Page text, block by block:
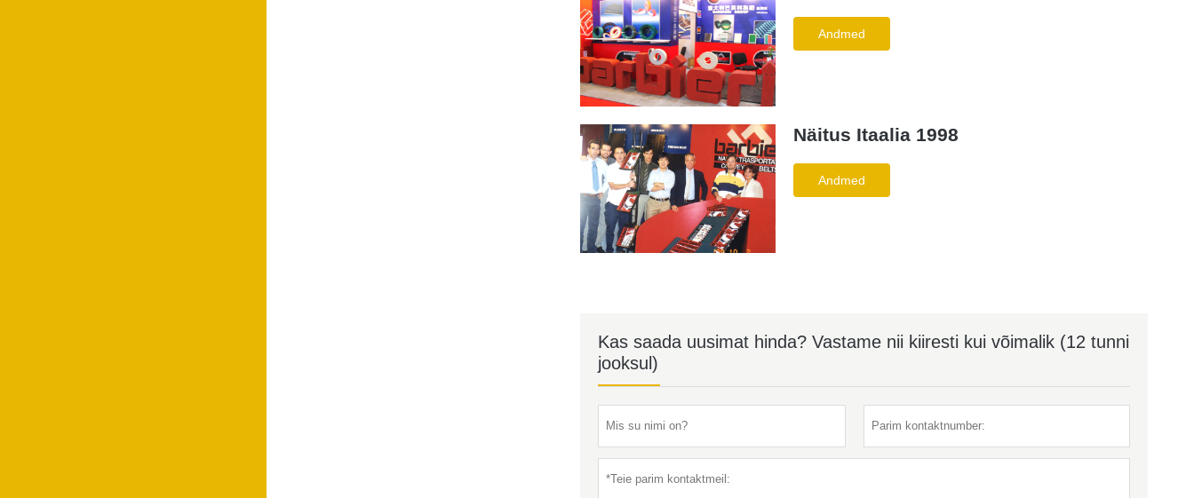
Andmed
Näitus Itaalia 1998
Andmed
Kas saada uusimat hinda? Vastame nii kiiresti kui võimalik (12 tunni
jooksul)